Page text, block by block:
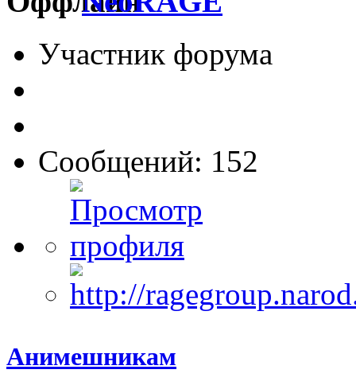
Участник форума
Сообщений: 152
Анимешникам